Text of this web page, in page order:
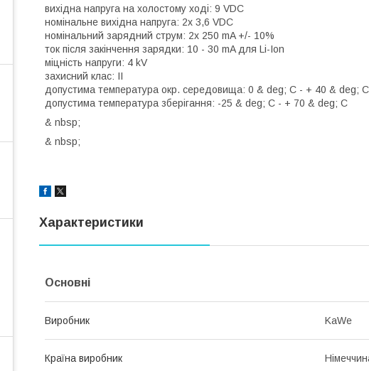
вихідна напруга на холостому ході: 9 VDC
номінальне вихідна напруга: 2x 3,6 VDC
номінальний зарядний струм: 2x 250 mA +/- 10%
ток після закінчення зарядки: 10 - 30 mA для Li-Ion
міцність напруги: 4 kV
захисний клас: II
допустима температура окр. середовища: 0 & deg; C - + 40 & deg; C
допустима температура зберігання: -25 & deg; C - + 70 & deg; C
& nbsp;
& nbsp;
Характеристики
Основні
Виробник KaWe
Країна виробник